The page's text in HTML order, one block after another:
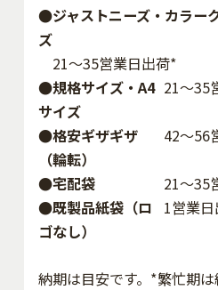
●ジャストニーズ・カラー
ズ
21～35営業日出荷*
●規格サイズ・A4
サイズ
21～35
●格安ギザギザ
（輪転）
42〜56
●宅配袋
21～35
●既製品紙袋（ロ
ゴなし）
1営業
納期は目安です。*繁忙期